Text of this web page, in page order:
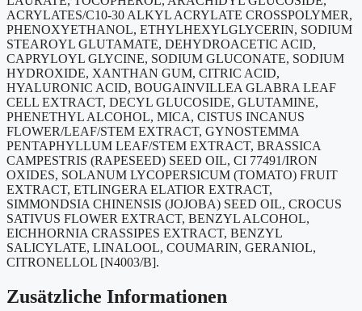
ACRYLATES/C10-30 ALKYL ACRYLATE CROSSPOLYMER,
PHENOXYETHANOL, ETHYLHEXYLGLYCERIN, SODIUM
STEAROYL GLUTAMATE, DEHYDROACETIC ACID,
CAPRYLOYL GLYCINE, SODIUM GLUCONATE, SODIUM
HYDROXIDE, XANTHAN GUM, CITRIC ACID,
HYALURONIC ACID, BOUGAINVILLEA GLABRA LEAF
CELL EXTRACT, DECYL GLUCOSIDE, GLUTAMINE,
PHENETHYL ALCOHOL, MICA, CISTUS INCANUS
FLOWER/LEAF/STEM EXTRACT, GYNOSTEMMA
PENTAPHYLLUM LEAF/STEM EXTRACT, BRASSICA
CAMPESTRIS (RAPESEED) SEED OIL, CI 77491/IRON
OXIDES, SOLANUM LYCOPERSICUM (TOMATO) FRUIT
EXTRACT, ETLINGERA ELATIOR EXTRACT,
SIMMONDSIA CHINENSIS (JOJOBA) SEED OIL, CROCUS
SATIVUS FLOWER EXTRACT, BENZYL ALCOHOL,
EICHHORNIA CRASSIPES EXTRACT, BENZYL
SALICYLATE, LINALOOL, COUMARIN, GERANIOL,
CITRONELLOL [N4003/B].
Zusätzliche Informationen